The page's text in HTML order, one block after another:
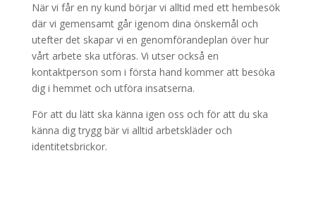
När vi får en ny kund börjar vi alltid med ett hembesök
där vi gemensamt går igenom dina önskemål och
utefter det skapar vi en genomförandeplan över hur
vårt arbete ska utföras. Vi utser också en
kontaktperson som i första hand kommer att besöka
dig i hemmet och utföra insatserna.
För att du lätt ska känna igen oss och för att du ska
känna dig trygg bär vi alltid arbetskläder och
identitetsbrickor.